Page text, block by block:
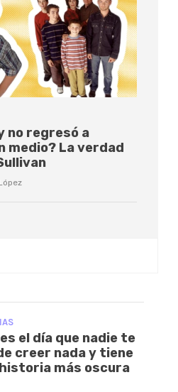
no regresó a
medio? La verdad
el día que nadie te
creer nada y tiene
más oscura